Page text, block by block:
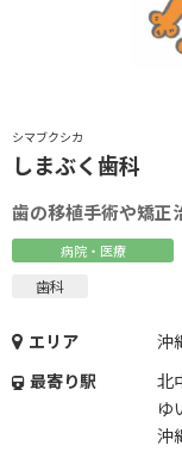
シマブクシカ
しまぶく歯科
歯の移植手術や矯正
病院・医療
歯科
エリア
沖
最寄り駅
北
ゆ
沖